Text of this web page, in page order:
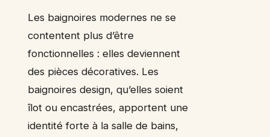
Les baignoires modernes ne se
contentent plus d’être
fonctionnelles : elles deviennent
des pièces décoratives. Les
baignoires design, qu’elles soient
îlot ou encastrées, apportent une
identité forte à la salle de bains,